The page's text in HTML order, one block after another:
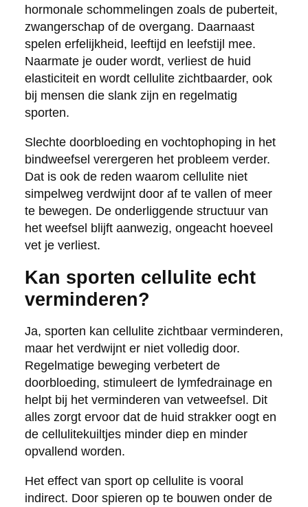
hormonale schommelingen zoals de puberteit,
zwangerschap of de overgang. Daarnaast
spelen erfelijkheid, leeftijd en leefstijl mee.
Naarmate je ouder wordt, verliest de huid
elasticiteit en wordt cellulite zichtbaarder, ook
bij mensen die slank zijn en regelmatig
sporten.
Slechte doorbloeding en vochtophoping in het
bindweefsel verergeren het probleem verder.
Dat is ook de reden waarom cellulite niet
simpelweg verdwijnt door af te vallen of meer
te bewegen. De onderliggende structuur van
het weefsel blijft aanwezig, ongeacht hoeveel
vet je verliest.
Kan sporten cellulite echt
verminderen?
Ja, sporten kan cellulite zichtbaar verminderen,
maar het verdwijnt er niet volledig door.
Regelmatige beweging verbetert de
doorbloeding, stimuleert de lymfedrainage en
helpt bij het verminderen van vetweefsel. Dit
alles zorgt ervoor dat de huid strakker oogt en
de cellulitekuiltjes minder diep en minder
opvallend worden.
Het effect van sport op cellulite is vooral
indirect. Door spieren op te bouwen onder de